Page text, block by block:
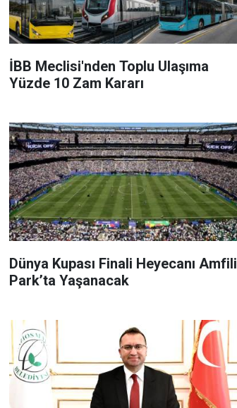
İBB Meclisi'nden Toplu Ulaşıma
Yüzde 10 Zam Kararı
Dünya Kupası Finali Heyecanı Amfili
Park’ta Yaşanacak